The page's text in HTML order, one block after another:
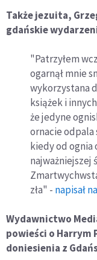
Także jezuita,
gdańskie
"Patrzyłem
ogarnął mnie
wykorzystana
książek i
że jedyne
ornacie odpala
kiedy od ognia
najważniejszej
zła" - napisał
Wydawnictwo
powieści o Harrym
doniesienia z